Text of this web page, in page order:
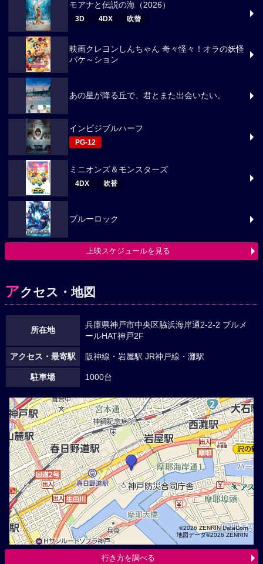
モアナと伝説の海（2026）
3D 4DX 吹替
映画クレヨンしんちゃん 奇々怪々！オラの妖怪
バケ～ション
あの星が降る丘で、君とまた出会いたい。
インビジブルハーフ
PG-12
ミニオンズ＆モンスターズ
4DX 吹替
ブルーロック
上映スケジュールを見る
アクセス・地図
所在地
兵庫県神戸市中央区脇浜海岸通2-2-2 ブルメ
ールHAT神戸2F
アクセス・最寄駅 阪神線・岩屋駅 JR神戸線・灘駅
駐車場 1000台
©2026 ZENRIN DataCom
地図データ©2026 ZENRIN
行き方を調べる